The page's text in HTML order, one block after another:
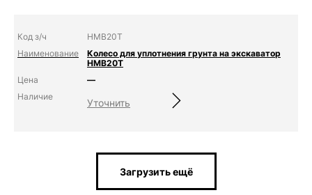
HMB20T
Колесо для уплотнения грунта на экскаватор
HMB20T
—
Уточнить
Загрузить ещё